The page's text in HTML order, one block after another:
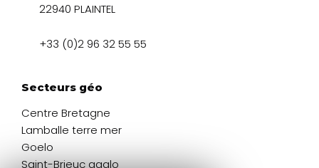
22940 PLAINTEL
+33 (0)2 96 32 55 55
Secteurs géo
Centre Bretagne
Lamballe terre mer
Goelo
Saint-Brieuc agglo